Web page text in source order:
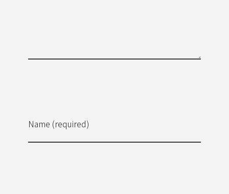
Name (required)